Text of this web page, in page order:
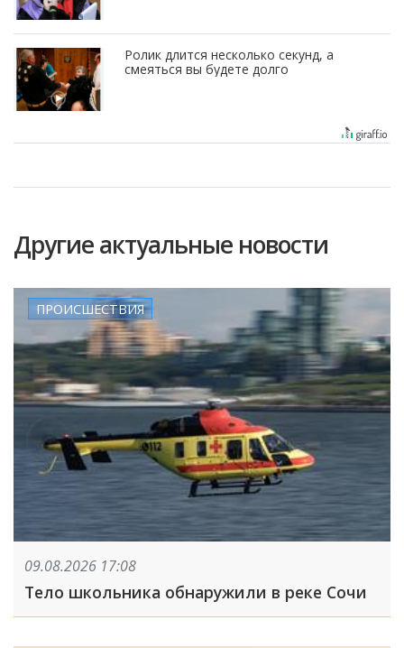
Ролик длится несколько секунд, а
смеяться вы будете долго
Другие актуальные новости
ПРОИСШЕСТВИЯ
09.08.2026 17:08
Тело школьника обнаружили в реке Сочи